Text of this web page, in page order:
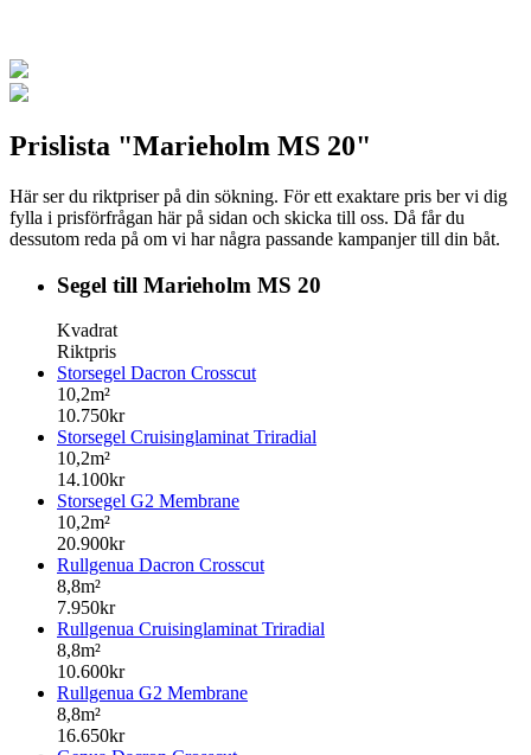
Prislista "Marieholm MS 20"
Här ser du riktpriser på din sökning. För ett exaktare pris ber vi dig
fylla i prisförfrågan här på sidan och skicka till oss. Då får du
dessutom reda på om vi har några passande kampanjer till din båt.
Segel till Marieholm MS 20
Kvadrat
Riktpris
Storsegel Dacron Crosscut
10,2m²
10.750kr
Storsegel Cruisinglaminat Triradial
10,2m²
14.100kr
Storsegel G2 Membrane
10,2m²
20.900kr
Rullgenua Dacron Crosscut
8,8m²
7.950kr
Rullgenua Cruisinglaminat Triradial
8,8m²
10.600kr
Rullgenua G2 Membrane
8,8m²
16.650kr